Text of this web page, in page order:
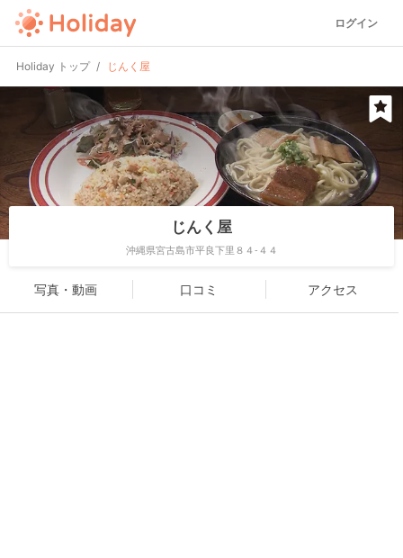
ログイン
Holiday トップ じんく屋
じんく屋
沖縄県宮古島市平良下里８４-４４
写真・動画 口コミ アクセス